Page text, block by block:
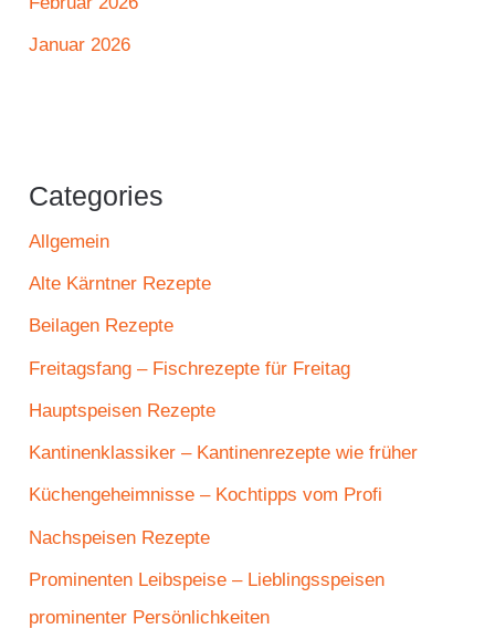
Januar 2026
Categories
Allgemein
Alte Kärntner Rezepte
Beilagen Rezepte
Freitagsfang – Fischrezepte für Freitag
Hauptspeisen Rezepte
Kantinenklassiker – Kantinenrezepte wie früher
Küchengeheimnisse – Kochtipps vom Profi
Nachspeisen Rezepte
Prominenten Leibspeise – Lieblingsspeisen
prominenter Persönlichkeiten